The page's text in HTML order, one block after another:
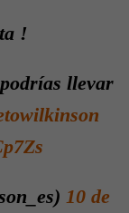
!
llevar
10 de